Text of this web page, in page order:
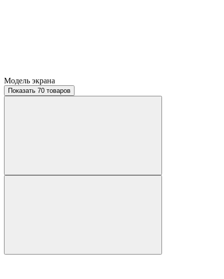
Модель экрана
Показать 70 товаров